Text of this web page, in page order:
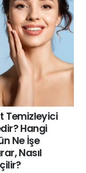
Temizleyici
Hangi
Ne İşe
Nasıl